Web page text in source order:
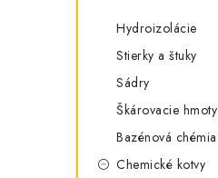
Hydroizolácie
Stierky a štuky
Sádry
Škárovacie hmoty
Bazénová chémia
Chemické kotvy